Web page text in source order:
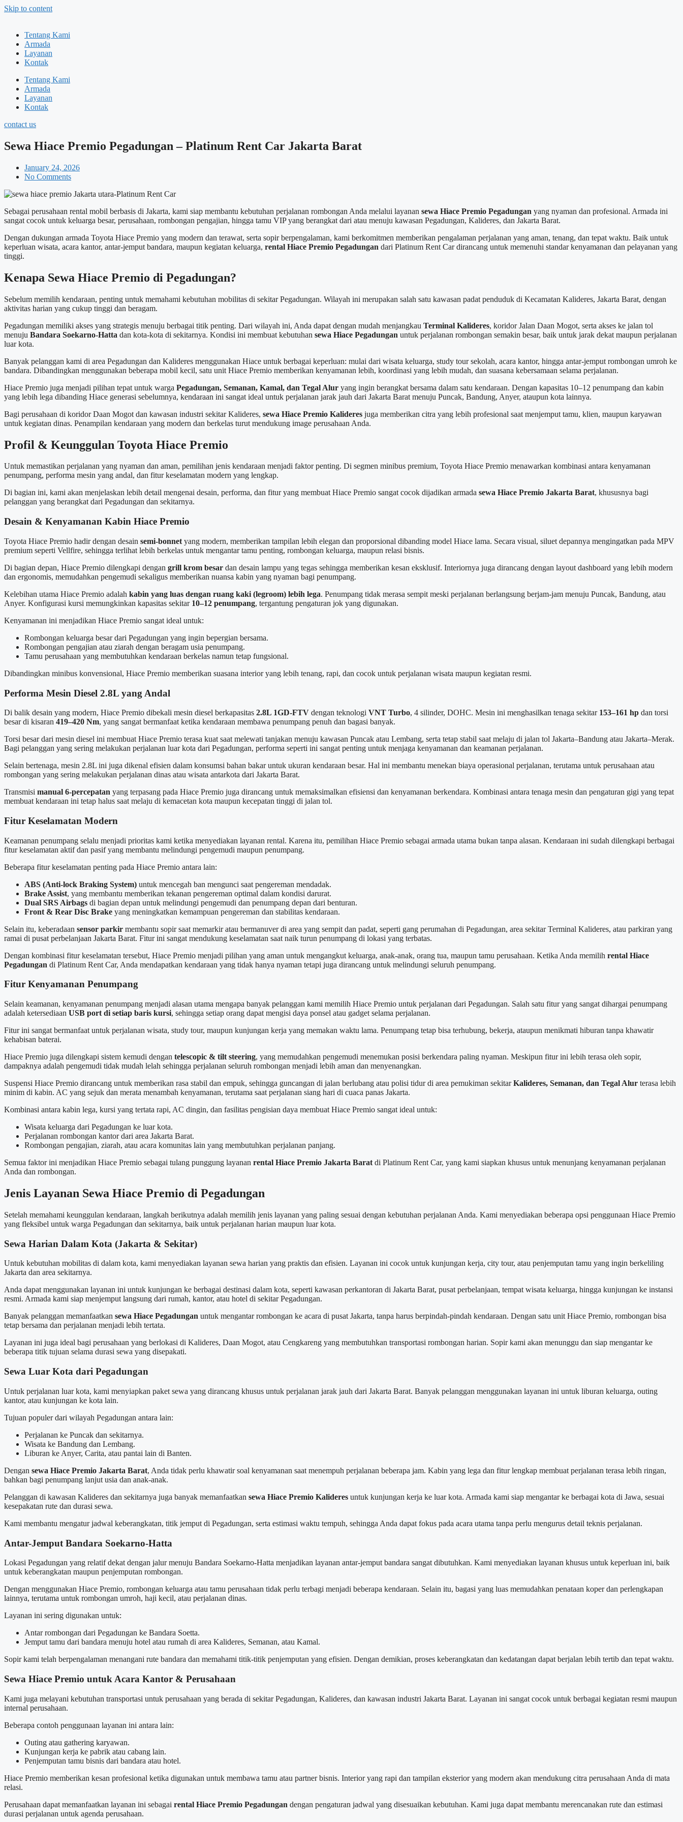
Skip to content
Tentang Kami
Armada
Layanan
Kontak
Tentang Kami
Armada
Layanan
Kontak
contact us
Sewa Hiace Premio Pegadungan – Platinum Rent Car Jakarta Barat
January 24, 2026
No Comments
Sebagai perusahaan rental mobil berbasis di Jakarta, kami siap membantu kebutuhan perjalanan rombongan Anda melalui layanan sewa Hiace Premio Pegadungan yang nyaman dan profesional. Armada ini
sangat cocok untuk keluarga besar, perusahaan, rombongan pengajian, hingga tamu VIP yang berangkat dari atau menuju kawasan Pegadungan, Kalideres, dan Jakarta Barat.
Dengan dukungan armada Toyota Hiace Premio yang modern dan terawat, serta sopir berpengalaman, kami berkomitmen memberikan pengalaman perjalanan yang aman, tenang, dan tepat waktu. Baik untuk
keperluan wisata, acara kantor, antar-jemput bandara, maupun kegiatan keluarga, rental Hiace Premio Pegadungan dari Platinum Rent Car dirancang untuk memenuhi standar kenyamanan dan pelayanan yang
tinggi.
Kenapa Sewa Hiace Premio di Pegadungan?
Sebelum memilih kendaraan, penting untuk memahami kebutuhan mobilitas di sekitar Pegadungan. Wilayah ini merupakan salah satu kawasan padat penduduk di Kecamatan Kalideres, Jakarta Barat, dengan
aktivitas harian yang cukup tinggi dan beragam.
Pegadungan memiliki akses yang strategis menuju berbagai titik penting. Dari wilayah ini, Anda dapat dengan mudah menjangkau Terminal Kalideres, koridor Jalan Daan Mogot, serta akses ke jalan tol
menuju Bandara Soekarno-Hatta dan kota-kota di sekitarnya. Kondisi ini membuat kebutuhan sewa Hiace Pegadungan untuk perjalanan rombongan semakin besar, baik untuk jarak dekat maupun perjalanan
luar kota.
Banyak pelanggan kami di area Pegadungan dan Kalideres menggunakan Hiace untuk berbagai keperluan: mulai dari wisata keluarga, study tour sekolah, acara kantor, hingga antar-jemput rombongan umroh ke
bandara. Dibandingkan menggunakan beberapa mobil kecil, satu unit Hiace Premio memberikan kenyamanan lebih, koordinasi yang lebih mudah, dan suasana kebersamaan selama perjalanan.
Hiace Premio juga menjadi pilihan tepat untuk warga Pegadungan, Semanan, Kamal, dan Tegal Alur yang ingin berangkat bersama dalam satu kendaraan. Dengan kapasitas 10–12 penumpang dan kabin
yang lebih lega dibanding Hiace generasi sebelumnya, kendaraan ini sangat ideal untuk perjalanan jarak jauh dari Jakarta Barat menuju Puncak, Bandung, Anyer, ataupun kota lainnya.
Bagi perusahaan di koridor Daan Mogot dan kawasan industri sekitar Kalideres, sewa Hiace Premio Kalideres juga memberikan citra yang lebih profesional saat menjemput tamu, klien, maupun karyawan
untuk kegiatan dinas. Penampilan kendaraan yang modern dan berkelas turut mendukung image perusahaan Anda.
Profil & Keunggulan Toyota Hiace Premio
Untuk memastikan perjalanan yang nyaman dan aman, pemilihan jenis kendaraan menjadi faktor penting. Di segmen minibus premium, Toyota Hiace Premio menawarkan kombinasi antara kenyamanan
penumpang, performa mesin yang andal, dan fitur keselamatan modern yang lengkap.
Di bagian ini, kami akan menjelaskan lebih detail mengenai desain, performa, dan fitur yang membuat Hiace Premio sangat cocok dijadikan armada sewa Hiace Premio Jakarta Barat, khususnya bagi
pelanggan yang berangkat dari Pegadungan dan sekitarnya.
Desain & Kenyamanan Kabin Hiace Premio
Toyota Hiace Premio hadir dengan desain semi-bonnet yang modern, memberikan tampilan lebih elegan dan proporsional dibanding model Hiace lama. Secara visual, siluet depannya mengingatkan pada MPV
premium seperti Vellfire, sehingga terlihat lebih berkelas untuk mengantar tamu penting, rombongan keluarga, maupun relasi bisnis.
Di bagian depan, Hiace Premio dilengkapi dengan grill krom besar dan desain lampu yang tegas sehingga memberikan kesan eksklusif. Interiornya juga dirancang dengan layout dashboard yang lebih modern
dan ergonomis, memudahkan pengemudi sekaligus memberikan nuansa kabin yang nyaman bagi penumpang.
Kelebihan utama Hiace Premio adalah kabin yang luas dengan ruang kaki (legroom) lebih lega. Penumpang tidak merasa sempit meski perjalanan berlangsung berjam-jam menuju Puncak, Bandung, atau
Anyer. Konfigurasi kursi memungkinkan kapasitas sekitar 10–12 penumpang, tergantung pengaturan jok yang digunakan.
Kenyamanan ini menjadikan Hiace Premio sangat ideal untuk:
Rombongan keluarga besar dari Pegadungan yang ingin bepergian bersama.
Rombongan pengajian atau ziarah dengan beragam usia penumpang.
Tamu perusahaan yang membutuhkan kendaraan berkelas namun tetap fungsional.
Dibandingkan minibus konvensional, Hiace Premio memberikan suasana interior yang lebih tenang, rapi, dan cocok untuk perjalanan wisata maupun kegiatan resmi.
Performa Mesin Diesel 2.8L yang Andal
Di balik desain yang modern, Hiace Premio dibekali mesin diesel berkapasitas 2.8L 1GD-FTV dengan teknologi VNT Turbo, 4 silinder, DOHC. Mesin ini menghasilkan tenaga sekitar 153–161 hp dan torsi
besar di kisaran 419–420 Nm, yang sangat bermanfaat ketika kendaraan membawa penumpang penuh dan bagasi banyak.
Torsi besar dari mesin diesel ini membuat Hiace Premio terasa kuat saat melewati tanjakan menuju kawasan Puncak atau Lembang, serta tetap stabil saat melaju di jalan tol Jakarta–Bandung atau Jakarta–Merak.
Bagi pelanggan yang sering melakukan perjalanan luar kota dari Pegadungan, performa seperti ini sangat penting untuk menjaga kenyamanan dan keamanan perjalanan.
Selain bertenaga, mesin 2.8L ini juga dikenal efisien dalam konsumsi bahan bakar untuk ukuran kendaraan besar. Hal ini membantu menekan biaya operasional perjalanan, terutama untuk perusahaan atau
rombongan yang sering melakukan perjalanan dinas atau wisata antarkota dari Jakarta Barat.
Transmisi manual 6-percepatan yang terpasang pada Hiace Premio juga dirancang untuk memaksimalkan efisiensi dan kenyamanan berkendara. Kombinasi antara tenaga mesin dan pengaturan gigi yang tepat
membuat kendaraan ini tetap halus saat melaju di kemacetan kota maupun kecepatan tinggi di jalan tol.
Fitur Keselamatan Modern
Keamanan penumpang selalu menjadi prioritas kami ketika menyediakan layanan rental. Karena itu, pemilihan Hiace Premio sebagai armada utama bukan tanpa alasan. Kendaraan ini sudah dilengkapi berbagai
fitur keselamatan aktif dan pasif yang membantu melindungi pengemudi maupun penumpang.
Beberapa fitur keselamatan penting pada Hiace Premio antara lain:
ABS (Anti-lock Braking System) untuk mencegah ban mengunci saat pengereman mendadak.
Brake Assist, yang membantu memberikan tekanan pengereman optimal dalam kondisi darurat.
Dual SRS Airbags di bagian depan untuk melindungi pengemudi dan penumpang depan dari benturan.
Front & Rear Disc Brake yang meningkatkan kemampuan pengereman dan stabilitas kendaraan.
Selain itu, keberadaan sensor parkir membantu sopir saat memarkir atau bermanuver di area yang sempit dan padat, seperti gang perumahan di Pegadungan, area sekitar Terminal Kalideres, atau parkiran yang
ramai di pusat perbelanjaan Jakarta Barat. Fitur ini sangat mendukung keselamatan saat naik turun penumpang di lokasi yang terbatas.
Dengan kombinasi fitur keselamatan tersebut, Hiace Premio menjadi pilihan yang aman untuk mengangkut keluarga, anak-anak, orang tua, maupun tamu perusahaan. Ketika Anda memilih rental Hiace
Pegadungan di Platinum Rent Car, Anda mendapatkan kendaraan yang tidak hanya nyaman tetapi juga dirancang untuk melindungi seluruh penumpang.
Fitur Kenyamanan Penumpang
Selain keamanan, kenyamanan penumpang menjadi alasan utama mengapa banyak pelanggan kami memilih Hiace Premio untuk perjalanan dari Pegadungan. Salah satu fitur yang sangat dihargai penumpang
adalah ketersediaan USB port di setiap baris kursi, sehingga setiap orang dapat mengisi daya ponsel atau gadget selama perjalanan.
Fitur ini sangat bermanfaat untuk perjalanan wisata, study tour, maupun kunjungan kerja yang memakan waktu lama. Penumpang tetap bisa terhubung, bekerja, ataupun menikmati hiburan tanpa khawatir
kehabisan baterai.
Hiace Premio juga dilengkapi sistem kemudi dengan telescopic & tilt steering, yang memudahkan pengemudi menemukan posisi berkendara paling nyaman. Meskipun fitur ini lebih terasa oleh sopir,
dampaknya adalah pengemudi tidak mudah lelah sehingga perjalanan seluruh rombongan menjadi lebih aman dan menyenangkan.
Suspensi Hiace Premio dirancang untuk memberikan rasa stabil dan empuk, sehingga guncangan di jalan berlubang atau polisi tidur di area pemukiman sekitarKalideres, Semanan, dan Tegal Alur terasa lebih
minim di kabin. AC yang sejuk dan merata menambah kenyamanan, terutama saat perjalanan siang hari di cuaca panas Jakarta.
Kombinasi antara kabin lega, kursi yang tertata rapi, AC dingin, dan fasilitas pengisian daya membuat Hiace Premio sangat ideal untuk:
Wisata keluarga dari Pegadungan ke luar kota.
Perjalanan rombongan kantor dari area Jakarta Barat.
Rombongan pengajian, ziarah, atau acara komunitas lain yang membutuhkan perjalanan panjang.
Semua faktor ini menjadikan Hiace Premio sebagai tulang punggung layanan rental Hiace Premio Jakarta Barat di Platinum Rent Car, yang kami siapkan khusus untuk menunjang kenyamanan perjalanan
Anda dan rombongan.
Jenis Layanan Sewa Hiace Premio di Pegadungan
Setelah memahami keunggulan kendaraan, langkah berikutnya adalah memilih jenis layanan yang paling sesuai dengan kebutuhan perjalanan Anda. Kami menyediakan beberapa opsi penggunaan Hiace Premio
yang fleksibel untuk warga Pegadungan dan sekitarnya, baik untuk perjalanan harian maupun luar kota.
Sewa Harian Dalam Kota (Jakarta & Sekitar)
Untuk kebutuhan mobilitas di dalam kota, kami menyediakan layanan sewa harian yang praktis dan efisien. Layanan ini cocok untuk kunjungan kerja, city tour, atau penjemputan tamu yang ingin berkeliling
Jakarta dan area sekitarnya.
Anda dapat menggunakan layanan ini untuk kunjungan ke berbagai destinasi dalam kota, seperti kawasan perkantoran di Jakarta Barat, pusat perbelanjaan, tempat wisata keluarga, hingga kunjungan ke instansi
resmi. Armada kami siap menjemput langsung dari rumah, kantor, atau hotel di sekitar Pegadungan.
Banyak pelanggan memanfaatkan sewa Hiace Pegadungan untuk mengantar rombongan ke acara di pusat Jakarta, tanpa harus berpindah-pindah kendaraan. Dengan satu unit Hiace Premio, rombongan bisa
tetap bersama dan perjalanan menjadi lebih tertata.
Layanan ini juga ideal bagi perusahaan yang berlokasi di Kalideres, Daan Mogot, atau Cengkareng yang membutuhkan transportasi rombongan harian. Sopir kami akan menunggu dan siap mengantar ke
beberapa titik tujuan selama durasi sewa yang disepakati.
Sewa Luar Kota dari Pegadungan
Untuk perjalanan luar kota, kami menyiapkan paket sewa yang dirancang khusus untuk perjalanan jarak jauh dari Jakarta Barat. Banyak pelanggan menggunakan layanan ini untuk liburan keluarga, outing
kantor, atau kunjungan ke kota lain.
Tujuan populer dari wilayah Pegadungan antara lain:
Perjalanan ke Puncak dan sekitarnya.
Wisata ke Bandung dan Lembang.
Liburan ke Anyer, Carita, atau pantai lain di Banten.
Dengan sewa Hiace Premio Jakarta Barat, Anda tidak perlu khawatir soal kenyamanan saat menempuh perjalanan beberapa jam. Kabin yang lega dan fitur lengkap membuat perjalanan terasa lebih ringan,
bahkan bagi penumpang lanjut usia dan anak-anak.
Pelanggan di kawasan Kalideres dan sekitarnya juga banyak memanfaatkan sewa Hiace Premio Kalideres untuk kunjungan kerja ke luar kota. Armada kami siap mengantar ke berbagai kota di Jawa, sesuai
kesepakatan rute dan durasi sewa.
Kami membantu mengatur jadwal keberangkatan, titik jemput di Pegadungan, serta estimasi waktu tempuh, sehingga Anda dapat fokus pada acara utama tanpa perlu mengurus detail teknis perjalanan.
Antar-Jemput Bandara Soekarno-Hatta
Lokasi Pegadungan yang relatif dekat dengan jalur menuju Bandara Soekarno-Hatta menjadikan layanan antar-jemput bandara sangat dibutuhkan. Kami menyediakan layanan khusus untuk keperluan ini, baik
untuk keberangkatan maupun penjemputan rombongan.
Dengan menggunakan Hiace Premio, rombongan keluarga atau tamu perusahaan tidak perlu terbagi menjadi beberapa kendaraan. Selain itu, bagasi yang luas memudahkan penataan koper dan perlengkapan
lainnya, terutama untuk rombongan umroh, haji kecil, atau perjalanan dinas.
Layanan ini sering digunakan untuk:
Antar rombongan dari Pegadungan ke Bandara Soetta.
Jemput tamu dari bandara menuju hotel atau rumah di area Kalideres, Semanan, atau Kamal.
Sopir kami telah berpengalaman menangani rute bandara dan memahami titik-titik penjemputan yang efisien. Dengan demikian, proses keberangkatan dan kedatangan dapat berjalan lebih tertib dan tepat waktu.
Sewa Hiace Premio untuk Acara Kantor & Perusahaan
Kami juga melayani kebutuhan transportasi untuk perusahaan yang berada di sekitar Pegadungan, Kalideres, dan kawasan industri Jakarta Barat. Layanan ini sangat cocok untuk berbagai kegiatan resmi maupun
internal perusahaan.
Beberapa contoh penggunaan layanan ini antara lain:
Outing atau gathering karyawan.
Kunjungan kerja ke pabrik atau cabang lain.
Penjemputan tamu bisnis dari bandara atau hotel.
Hiace Premio memberikan kesan profesional ketika digunakan untuk membawa tamu atau partner bisnis. Interior yang rapi dan tampilan eksterior yang modern akan mendukung citra perusahaan Anda di mata
relasi.
Perusahaan dapat memanfaatkan layanan ini sebagai rental Hiace Premio Pegadungan dengan pengaturan jadwal yang disesuaikan kebutuhan. Kami juga dapat membantu merencanakan rute dan estimasi
durasi perjalanan untuk agenda perusahaan.